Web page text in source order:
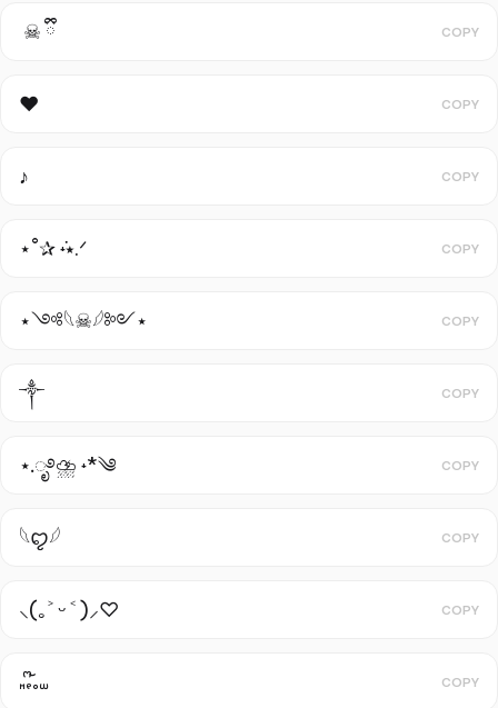
︎ ☠︎︎ ྀི COPY
❤️ COPY
♪ COPY
⋆˚✰ ݁˖⭑.ᐟ COPY
‏⋆༺𓆩☠︎︎𓆪༻⋆ COPY
༒︎ COPY
⋆.ೃ࿔⛈ ˖*༄ COPY
𓆩ꨄ︎𓆪 COPY
⸜(｡˃ ᵕ ˂ )⸝♡ COPY
𖾕𖾝꙼ᩚ𛲕𖾟 COPY